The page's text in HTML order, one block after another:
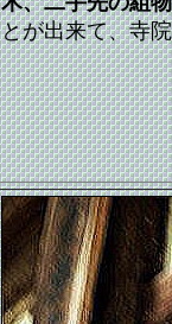
とが出来て、寺